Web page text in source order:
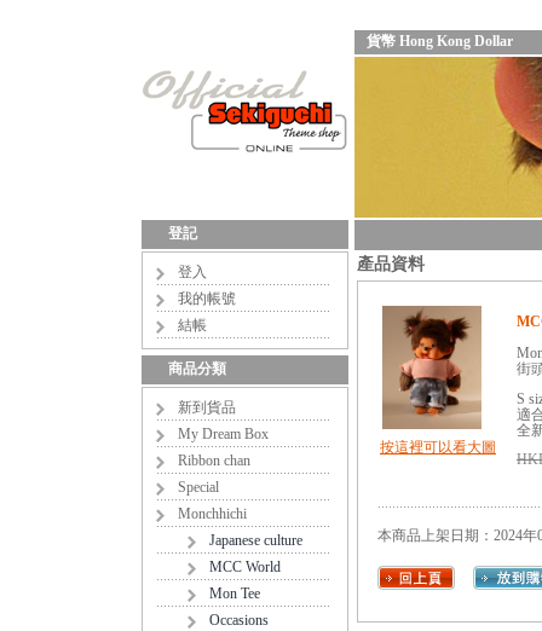
貨幣 Hong Kong Dollar
登記
登入
我的帳號
結帳
商品分類
新到貨品
My Dream Box
Ribbon chan
Special
Monchhichi
Japanese culture
MCC World
Mon Tee
Occasions
產品資料
按這裡可以看大圖
街
S
適
全
本商品上架日期：2024年